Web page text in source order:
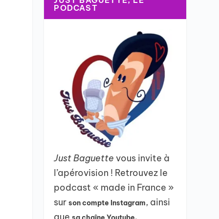
PODCAST
Just Baguettevous invite à
l’apérovision ! Retrouvez le
podcast « made in France »
surson compte Instagram, ainsi